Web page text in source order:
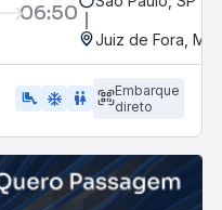
06:50
Juiz de Fora, MG
airline_seat_legroom_extra ac_unit wc
Embarque
direto